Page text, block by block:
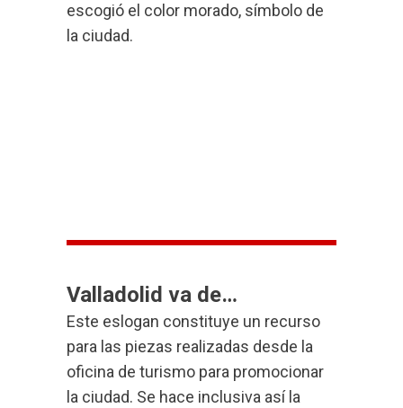
escogió el color morado, símbolo de
la ciudad.
Valladolid va de…
Este eslogan constituye un recurso
para las piezas realizadas desde la
oficina de turismo para promocionar
la ciudad. Se hace inclusiva así la